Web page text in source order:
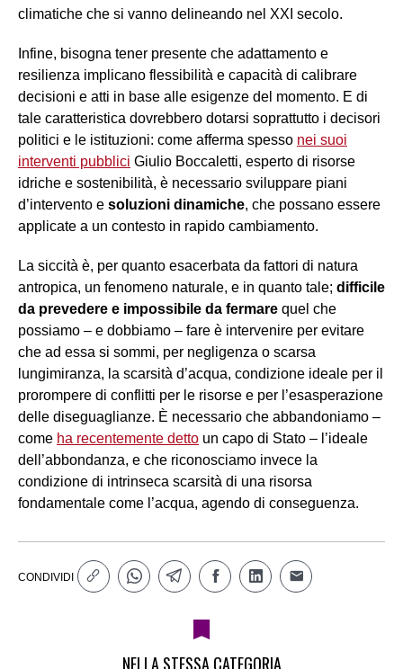
climatiche che si vanno delineando nel XXI secolo.
Infine, bisogna tener presente che adattamento e
resilienza implicano flessibilità e capacità di calibrare
decisioni e atti in base alle esigenze del momento. E di
tale caratteristica dovrebbero dotarsi soprattutto i decisori
politici e le istituzioni: come afferma spesso nei suoi
interventi pubblici Giulio Boccaletti, esperto di risorse
idriche e sostenibilità, è necessario sviluppare piani
d’intervento e soluzioni dinamiche, che possano essere
applicate a un contesto in rapido cambiamento.
La siccità è, per quanto esacerbata da fattori di natura
antropica, un fenomeno naturale, e in quanto tale; difficile
da prevedere e impossibile da fermare quel che
possiamo – e dobbiamo – fare è intervenire per evitare
che ad essa si sommi, per negligenza o scarsa
lungimiranza, la scarsità d’acqua, condizione ideale per il
prorompere di conflitti per le risorse e per l’esasperazione
delle diseguaglianze. È necessario che abbandoniamo –
come ha recentemente detto un capo di Stato – l’ideale
dell’abbondanza, e che riconosciamo invece la
condizione di intrinseca scarsità di una risorsa
fondamentale come l’acqua, agendo di conseguenza.
CONDIVIDI
NELLA STESSA CATEGORIA